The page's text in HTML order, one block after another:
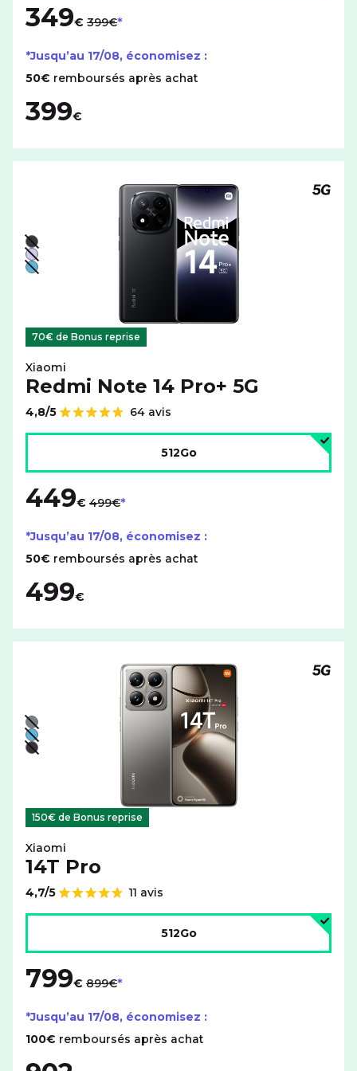
349€ 399€
*Jusqu’au 17/08, économisez :
50€ remboursés après achat
399€
Liste de couleurs disponibles pour le XIAOMI Redmi
Noir - indisponible
Violet - indisponible
Bleu - indisponible
70€ de Bonus reprise
Xiaomi
Redmi Note 14 Pro+ 5G
Note de
4,8/5
64 avis
512Go
449€ 499€
*Jusqu’au 17/08, économisez :
50€ remboursés après achat
499€
Liste de couleurs disponibles pour le XIAOMI 14T Pro
Gris - indisponible
Bleu - indisponible
Noir - indisponible
150€ de Bonus reprise
Xiaomi
14T Pro
Note de
4,7/5
11 avis
512Go
799€ 899€
*Jusqu’au 17/08, économisez :
100€ remboursés après achat